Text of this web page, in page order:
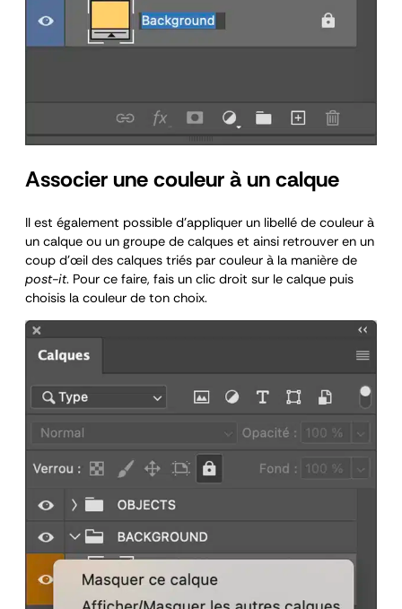
Associer une couleur à un calque
Il est également possible d’appliquer un libellé de couleur à
un calque ou un groupe de calques et ainsi retrouver en un
coup d’œil des calques triés par couleur à la manière de
post-it. Pour ce faire, fais un clic droit sur le calque puis
choisis la couleur de ton choix.